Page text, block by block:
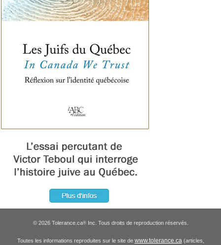
© 2026 Tolerance.ca®Inc. Tous droits de reproduction réservés.
Toutes les informations reproduites sur le site de www.tolerance.ca(articles,